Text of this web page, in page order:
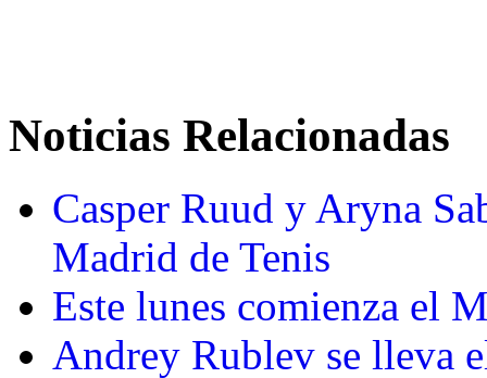
Noticias Relacionadas
Casper Ruud y Aryna
Madrid de Tenis
Este lunes comienza el
Andrey Rublev se lleva